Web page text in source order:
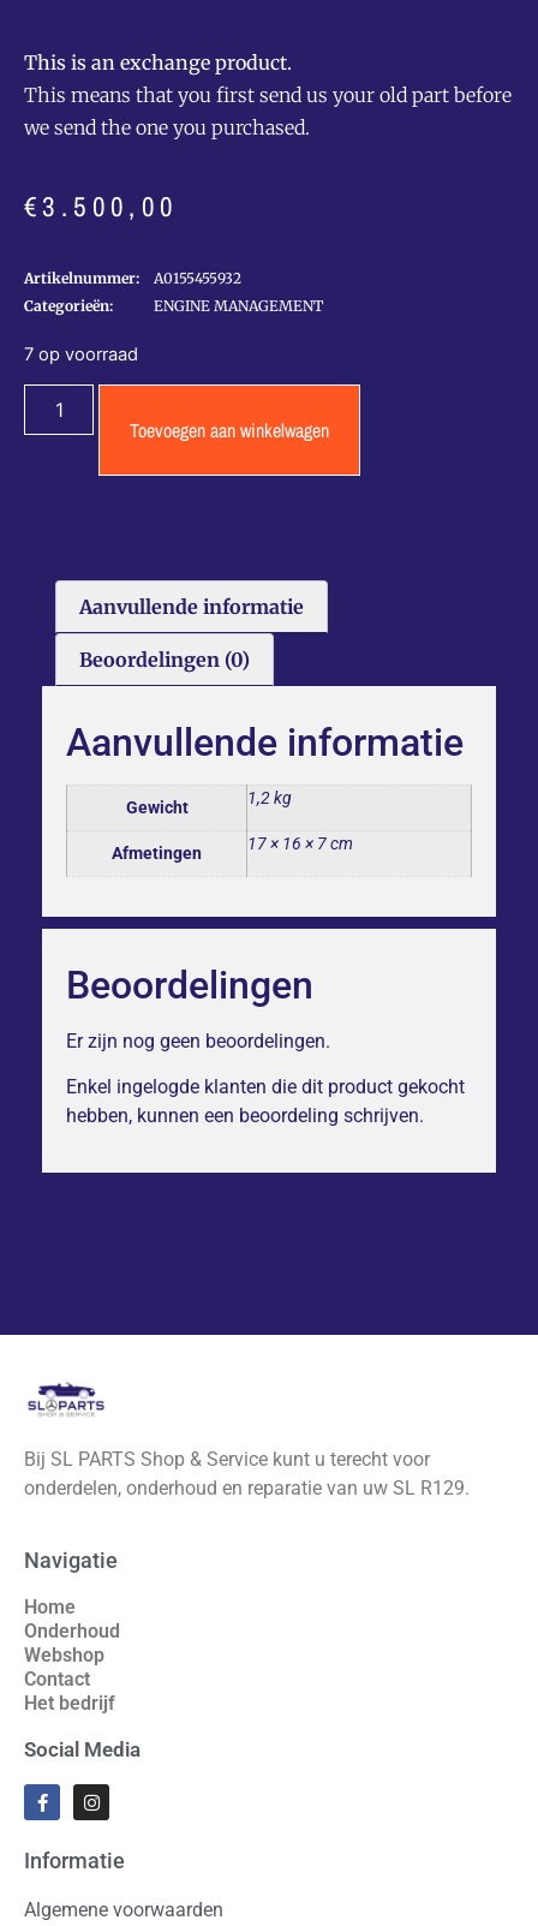
This is an exchange product.
This means that you first send us your old part before
we send the one you purchased.
€3.500,00
Artikelnummer:
A0155455932
Categorieën:
ENGINE MANAGEMENT
7 op voorraad
Toevoegen aan winkelwagen
Aanvullende informatie
Beoordelingen (0)
Aanvullende informatie
Gewicht 1,2 kg
Afmetingen 17 × 16 × 7 cm
Beoordelingen
Er zijn nog geen beoordelingen.
Enkel ingelogde klanten die dit product gekocht
hebben, kunnen een beoordeling schrijven.
Bij SL PARTS Shop & Service kunt u terecht voor
onderdelen, onderhoud en reparatie van uw SL R129.
Navigatie
Home
Onderhoud
Webshop
Contact
Het bedrijf
Social Media
Informatie
Algemene voorwaarden